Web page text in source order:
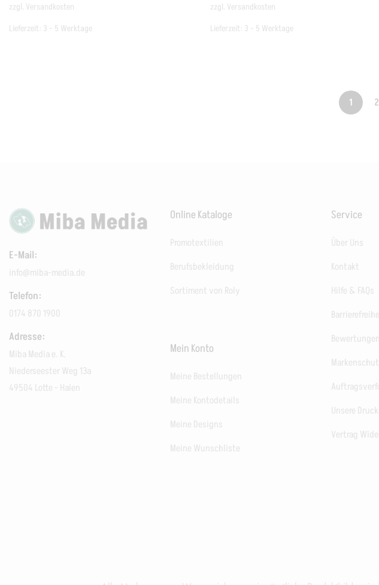
zzgl. Versandkosten
Lieferzeit: 3 - 5 Werktage
zzgl. Versandkosten
Lieferzeit: 3 - 5 Werktage
1 2
E-Mail:
info@miba-media.de
Telefon:
0174 870 1900
Adresse:
Miba Media e. K.
Niederseester Weg 13a
49504 Lotte - Halen
Online Kataloge
Promotextilien
Berufsbekleidung
Sortiment von Roly
Mein Konto
Meine Bestellungen
Meine Kontodetails
Meine Designs
Meine Wunschliste
Service
Über Uns
Kontakt
Hilfe & FAQs
Bewertungen
Unsere
Vertrag